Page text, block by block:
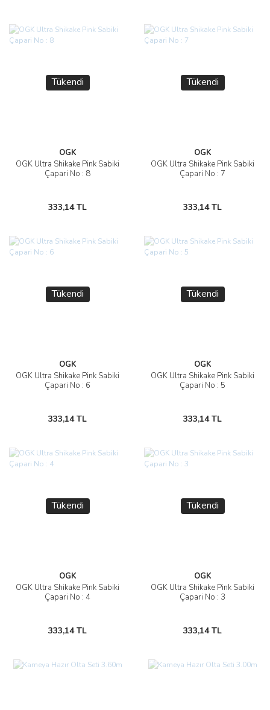
Tükendi
OGK
OGK Ultra Shikake Pink Sabiki
Çapari No : 8
333,14 TL
Tükendi
OGK
OGK Ultra Shikake Pink Sabiki
Çapari No : 7
333,14 TL
Tükendi
OGK
OGK Ultra Shikake Pink Sabiki
Çapari No : 6
333,14 TL
Tükendi
OGK
OGK Ultra Shikake Pink Sabiki
Çapari No : 5
333,14 TL
Tükendi
OGK
OGK Ultra Shikake Pink Sabiki
Çapari No : 4
333,14 TL
Tükendi
OGK
OGK Ultra Shikake Pink Sabiki
Çapari No : 3
333,14 TL